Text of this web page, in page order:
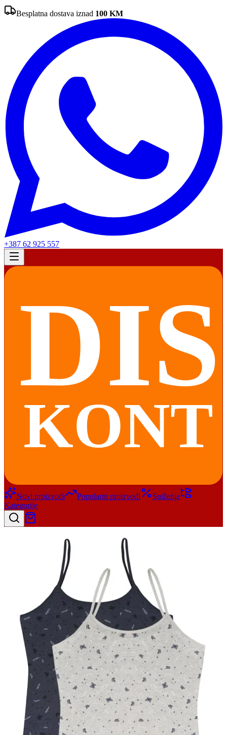
Besplatna dostava iznad 100 KM
+387 62 925 557
Novi proizvodi Popularni proizvodi
Sniženja
Kategorije